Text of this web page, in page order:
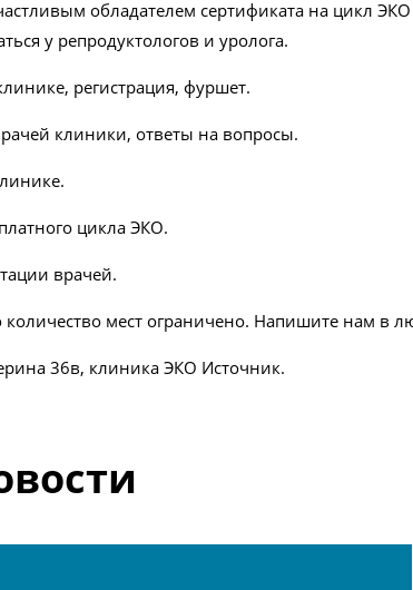
обладателем сертификата на цикл
у репродуктологов и уролога.
регистрация, фуршет.
клиники, ответы на вопросы.
цикла ЭКО.
врачей.
мест ограничено. Напишите нам в
36в, клиника ЭКО Источник.